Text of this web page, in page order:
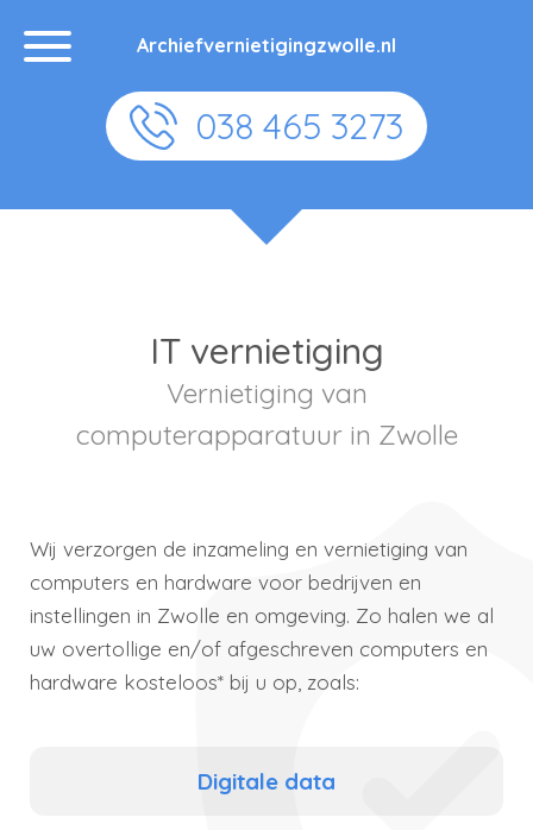
Archiefvernietigingzwolle.nl
038 465 3273
IT vernietiging
Vernietiging van
computerapparatuur in Zwolle
Wij verzorgen de inzameling en vernietiging van
computers en hardware voor bedrijven en
instellingen in Zwolle en omgeving. Zo halen we al
uw overtollige en/of afgeschreven computers en
hardware kosteloos* bij u op, zoals:
Digitale data